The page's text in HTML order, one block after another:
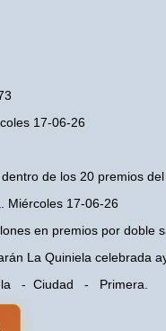
17-06-26
de los 20 premios del
Miércoles 17-06-26
en premios por doble
La Quiniela celebrada
- Ciudad - Primera.